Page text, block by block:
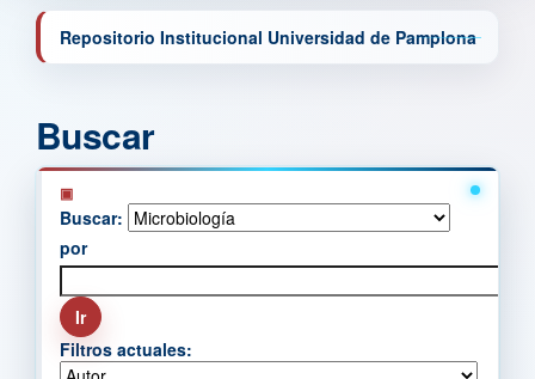
Repositorio Institucional Universidad de Pamplona
Buscar
Buscar:
por
Filtros actuales: